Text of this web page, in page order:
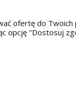
dostawy
ofertę do
opcję "Dostosuj